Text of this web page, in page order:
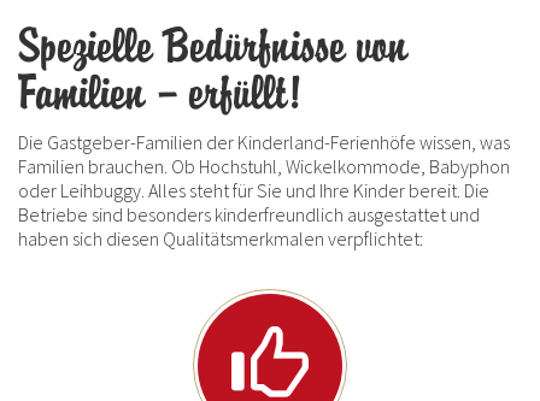
Spezielle Bedürfnisse von
Familien – erfüllt!
Die Gastgeber-Familien der Kinderland-Ferienhöfe wissen, was
Familien brauchen. Ob Hochstuhl, Wickelkommode, Babyphon
oder Leihbuggy. Alles steht für Sie und Ihre Kinder bereit. Die
Betriebe sind besonders kinderfreundlich ausgestattet und
haben sich diesen Qualitätsmerkmalen verpflichtet: